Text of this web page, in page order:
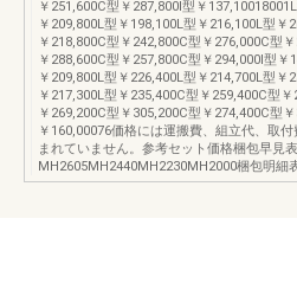
￥251,600C型￥287,800I型￥
￥209,800L型￥198,100L型￥216,100L型￥
￥218,800C型￥242,800C型￥276,000C型
￥288,600C型￥257,800C型￥294,000I型￥
￥209,800L型￥226,400L型￥214,700L型￥
￥217,300L型￥235,400C型￥259,400C型￥
￥269,200C型￥305,200C型￥274,400C型
￥160,00076価格には運搬費、組立代、取
まれていません。参考セット価格梱包早見
MH2605MH2440MH2230MH2000梱包明細